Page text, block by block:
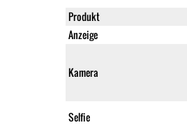
Produkt
Anzeige
Kamera
Selfie